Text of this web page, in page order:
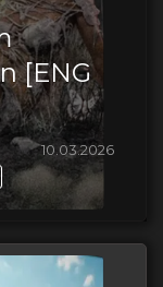
[ENG
10.03.2026